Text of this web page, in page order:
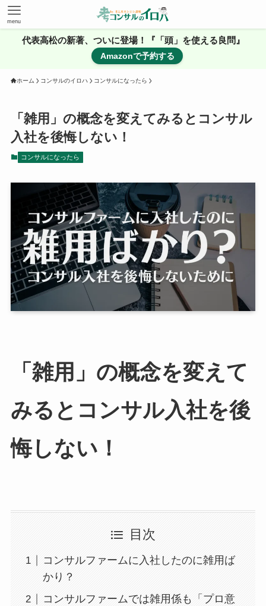
menu
代表高松の新著、ついに登場！『「頭」を使える良問』
Amazonで予約する
ホーム コンサルのイロハ コンサルになったら
「雑用」の概念を変えてみるとコンサル
入社を後悔しない！
コンサルになったら
「雑用」の概念を変えて
みるとコンサル入社を後
悔しない！
目次
コンサルファームに入社したのに雑用ば
かり？
コンサルファームでは雑用係も「プロ意